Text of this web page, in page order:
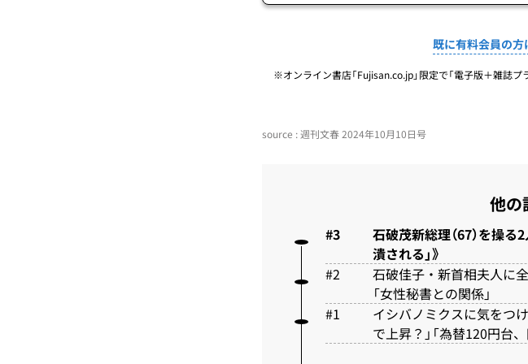
既に有料会員の
※オンライン書店「Fujisan.co.jp」限定で「電子版＋雑誌
source : 週刊文春 2024年10月10日号
他の
石破茂新総理（67）を操
潰される」》
石破佳子・新首相夫人に全
「女性秘書との関係」
イシバノミクスに気をつ
で上昇？」「為替120円台